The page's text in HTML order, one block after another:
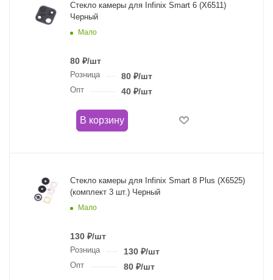
Стекло камеры для Infinix Smart 6 (X6511)
Черный
Мало
80 ₽/шт
Розница 80₽/шт
Опт 40₽/шт
В корзину
Стекло камеры для Infinix Smart 8 Plus (X6525)
(комплект 3 шт.) Черный
Мало
130 ₽/шт
Розница 130₽/шт
Опт 80₽/шт